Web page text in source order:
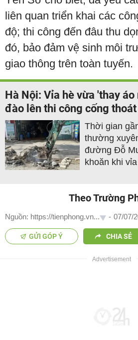
liên quan triển khai các
độ; thi công đến đâu thu
đó, bảo đảm vệ sinh môi
giao thông trên toàn tuyến.
Hà Nội: Vỉa hè vừa 'thay
đào lên thi công cống
Thời gian
thường
đường Đỗ
khoăn khi
Theo Trường
Nguồn: https://tienphong.vn... - 07/07/
GỬI GÓP Ý CHIA SẺ